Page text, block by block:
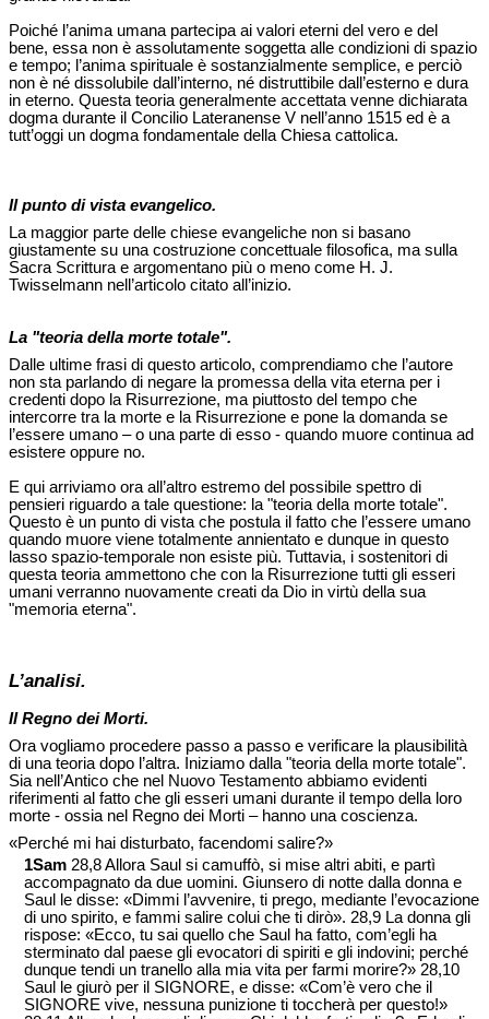
Poiché l’anima umana partecipa ai valori eterni del vero e del
bene, essa non è assolutamente soggetta alle condizioni di spazio
e tempo; l’anima spirituale è sostanzialmente semplice, e perciò
non è né dissolubile dall’interno, né distruttibile dall’esterno e dura
in eterno. Questa teoria generalmente accettata venne dichiarata
dogma durante il Concilio Lateranense V nell’anno 1515 ed è a
tutt’oggi un dogma fondamentale della Chiesa cattolica.
Il punto di vista evangelico.
La maggior parte delle chiese evangeliche non si basano
giustamente su una costruzione concettuale filosofica, ma sulla
Sacra Scrittura e argomentano più o meno come H. J.
Twisselmann nell’articolo citato all’inizio.
La "teoria della morte totale".
Dalle ultime frasi di questo articolo, comprendiamo che l’autore
non sta parlando di negare la promessa della vita eterna per i
credenti dopo la Risurrezione, ma piuttosto del tempo che
intercorre tra la morte e la Risurrezione e pone la domanda se
l’essere umano – o una parte di esso - quando muore continua ad
esistere oppure no.
E qui arriviamo ora all’altro estremo del possibile spettro di
pensieri riguardo a tale questione: la "teoria della morte totale".
Questo è un punto di vista che postula il fatto che l’essere umano
quando muore viene totalmente annientato e dunque in questo
lasso spazio-temporale non esiste più. Tuttavia, i sostenitori di
questa teoria ammettono che con la Risurrezione tutti gli esseri
umani verranno nuovamente creati da Dio in virtù della sua
"memoria eterna".
L’analisi.
Il Regno dei Morti.
Ora vogliamo procedere passo a passo e verificare la plausibilità
di una teoria dopo l’altra. Iniziamo dalla "teoria della morte totale".
Sia nell’Antico che nel Nuovo Testamento abbiamo evidenti
riferimenti al fatto che gli esseri umani durante il tempo della loro
morte - ossia nel Regno dei Morti – hanno una coscienza.
«Perché mi hai disturbato, facendomi salire?»
1Sam 28,8 Allora Saul si camuffò, si mise altri abiti, e partì
accompagnato da due uomini. Giunsero di notte dalla donna e
Saul le disse: «Dimmi l’avvenire, ti prego, mediante l’evocazione
di uno spirito, e fammi salire colui che ti dirò». 28,9 La donna gli
rispose: «Ecco, tu sai quello che Saul ha fatto, com’egli ha
sterminato dal paese gli evocatori di spiriti e gli indovini; perché
dunque tendi un tranello alla mia vita per farmi morire?» 28,10
Saul le giurò per il SIGNORE, e disse: «Com’è vero che il
SIGNORE vive, nessuna punizione ti toccherà per questo!»